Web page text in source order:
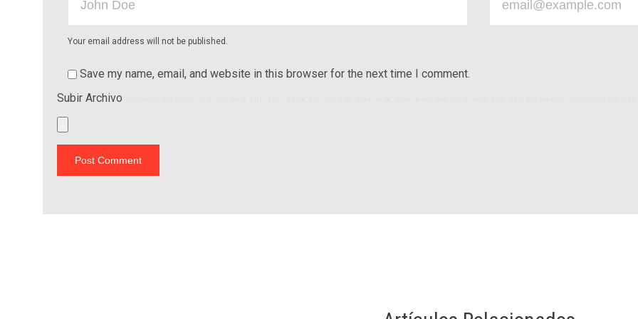
Your email address will not be published.
Save my name, email, and website in this browser for the next time I comment.
Subir Archivo